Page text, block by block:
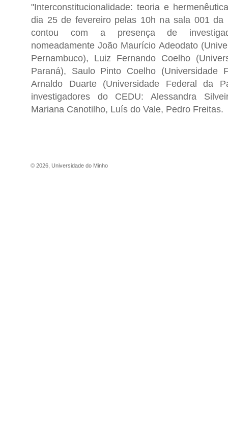
"Interconstitucionalidade: teoria e
dia 25 de fevereiro pelas 10h na sala 001 da
contou com a presença de
nomeadamente João Maurício Adeodato
Pernambuco), Luiz Fernando Coelho
Paraná), Saulo Pinto Coelho (Universidade
Arnaldo Duarte (Universidade Federal da
investigadores do CEDU: Alessandra
Mariana Canotilho, Luís do Vale, Pedro Freitas.
© 2026 Universidade do Minho